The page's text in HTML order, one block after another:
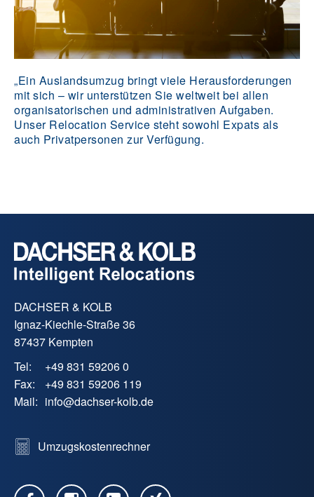
„Ein Auslandsumzug bringt viele Herausforderungen
mit sich – wir unterstützen Sie weltweit bei allen
organisatorischen und administrativen Aufgaben.
Unser Relocation Service steht sowohl Expats als
auch Privatpersonen zur Verfügung.
DACHSER & KOLB
Ignaz-Kiechle-Straße 36
87437 Kempten
Tel:
+49 831 59206 0
Fax:
+49 831 59206 119
Mail: info@dachser-kolb.de
Umzugskostenrechner